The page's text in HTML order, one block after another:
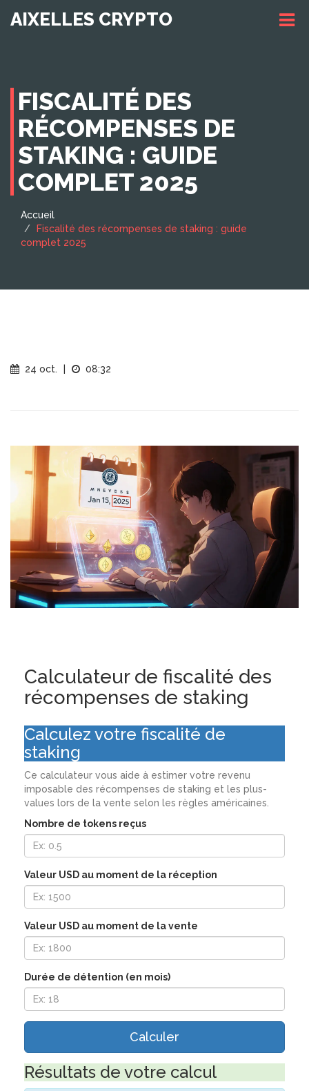
AIXELLES CRYPTO
FISCALITÉ DES
RÉCOMPENSES DE
STAKING : GUIDE
COMPLET 2025
Accueil
Fiscalité des récompenses de staking : guide
complet 2025
24 oct. 08:32
Calculateur de fiscalité des
récompenses de staking
Calculez votre fiscalité de
staking
Ce calculateur vous aide à estimer votre revenu
imposable des récompenses de staking et les plus-
values lors de la vente selon les règles américaines.
Nombre de tokens reçus
Valeur USD au moment de la réception
Valeur USD au moment de la vente
Durée de détention (en mois)
Calculer
Résultats de votre calcul